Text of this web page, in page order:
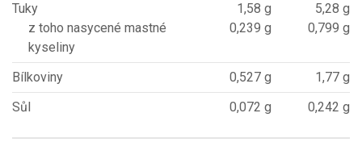
Tuky
z toho nasycené mastné
kyseliny
1,58 g
0,239 g
5,28 g
0,799 g
Bílkoviny 0,527 g
1,77 g
Sůl
0,072 g 0,242 g